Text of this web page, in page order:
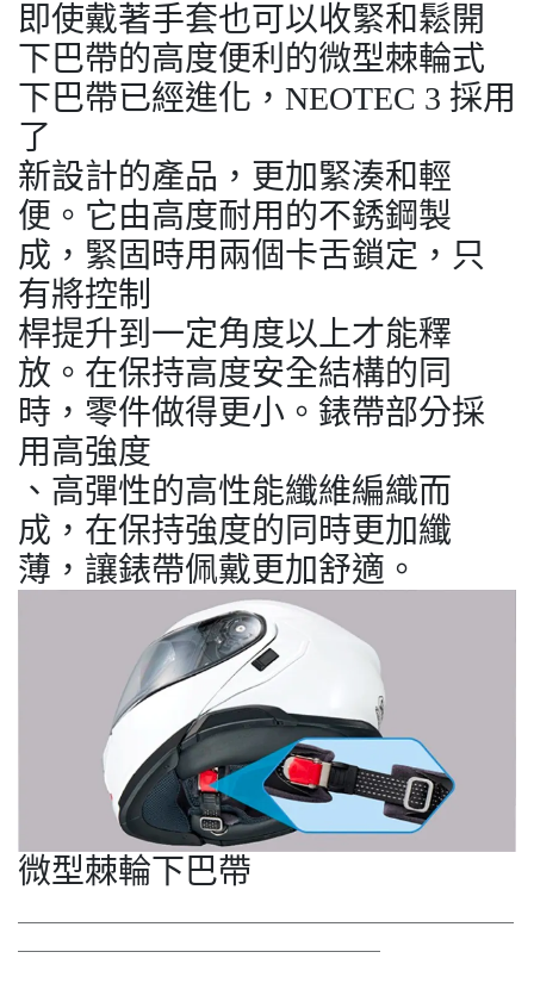
即使戴著手套也可以收緊和鬆開
下巴帶的高度便利的微型棘輪式
下巴帶已經進化，NEOTEC 3 採用
了
新設計的產品，更加緊湊和輕
便。它由高度耐用的不銹鋼製
成，緊固時用兩個卡舌鎖定，只
有將控制
桿提升到一定角度以上才能釋
放。在保持高度安全結構的同
時，零件做得更小。錶帶部分採
用高強度
、高彈性的高性能纖維編織而
成，在保持強度的同時更加纖
薄，讓錶帶佩戴更加舒適。
微型棘輪下巴帶